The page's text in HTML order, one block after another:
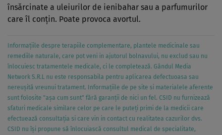
însărcinate a uleiurilor de ienibahar sau a parfumurilor
care îl conţin. Poate provoca avortul.
Informațiile despre terapiile complementare, plantele medicinale sau
remediile naturale, care pot veni in ajutorul bolnavului, nu exclud sau nu
înlocuiesc tratamentele medicale, ci le completează. Gândul Media
Network S.R.L nu este responsabila pentru aplicarea defectuoasa sau
nereușită vreunui tratament. Informațiile de pe site si materialele aferente
sunt folosite "așa cum sunt" fără garanții de nici un fel. CSID nu furnizează
sfaturi medicale similare celor pe care le puteți primi de la medicii care
efectuează consultația si care vin in contact cu realitatea cazurilor dvs.
CSID nu își propune să înlocuiască consultul medical de specialitate,